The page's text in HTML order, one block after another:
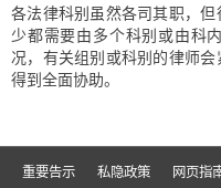
各法律科别虽然各司其职，
少都需要由多个科别或由科
况，有关组别或科别的律师
得到全面协助。
重要告示 私隐政策 网页指